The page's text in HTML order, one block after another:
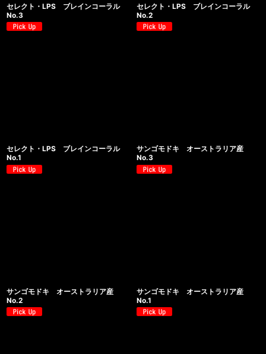
セレクト・LPS ブレインコーラル
No.3
セレクト・LPS ブレインコーラル
No.2
セレクト・LPS ブレインコーラル
No.1
サンゴモドキ オーストラリア産
No.3
サンゴモドキ オーストラリア産
No.2
サンゴモドキ オーストラリア産
No.1